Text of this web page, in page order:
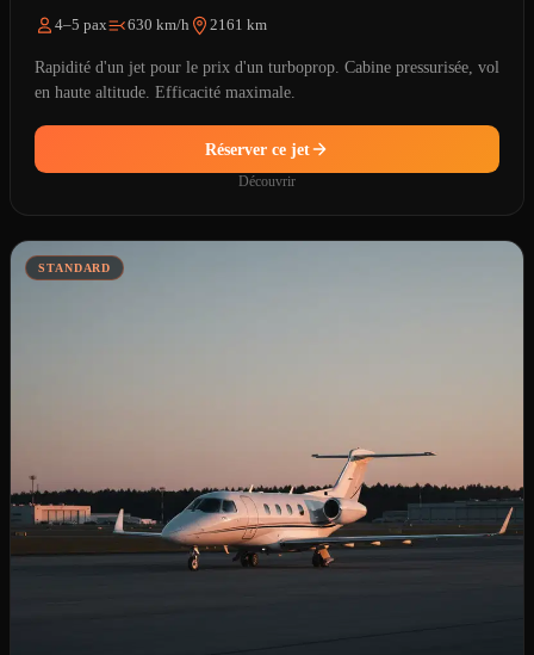
4–5 pax 630 km/h 2161 km
Rapidité d'un jet pour le prix d'un turboprop. Cabine pressurisée, vol
en haute altitude. Efficacité maximale.
Réserver ce jet
Découvrir
STANDARD